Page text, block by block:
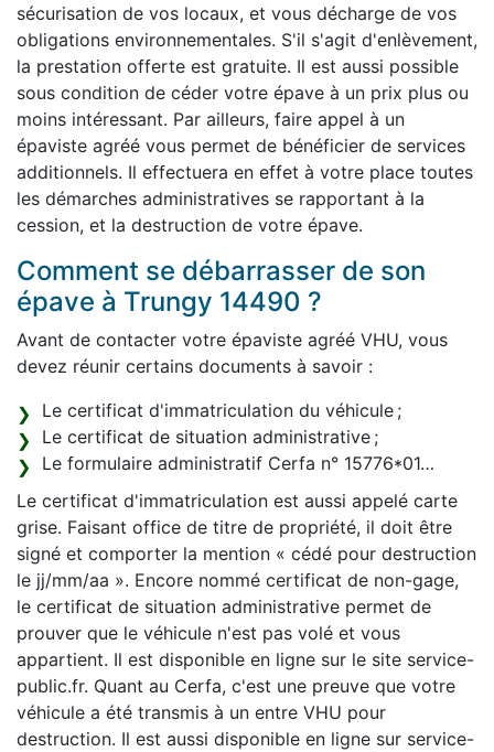
sécurisation de vos locaux, et vous décharge de vos
obligations environnementales. S'il s'agit d'enlèvement,
la prestation offerte est gratuite. Il est aussi possible
sous condition de céder votre épave à un prix plus ou
moins intéressant. Par ailleurs, faire appel à un
épaviste agréé vous permet de bénéficier de services
additionnels. Il effectuera en effet à votre place toutes
les démarches administratives se rapportant à la
cession, et la destruction de votre épave.
Comment se débarrasser de son
épave à Trungy 14490 ?
Avant de contacter votre épaviste agréé VHU, vous
devez réunir certains documents à savoir :
Le certificat d'immatriculation du véhicule ;
Le certificat de situation administrative ;
Le formulaire administratif Cerfa n° 15776*01…
Le certificat d'immatriculation est aussi appelé carte
grise. Faisant office de titre de propriété, il doit être
signé et comporter la mention « cédé pour destruction
le jj/mm/aa ». Encore nommé certificat de non-gage,
le certificat de situation administrative permet de
prouver que le véhicule n'est pas volé et vous
appartient. Il est disponible en ligne sur le site service-
public.fr. Quant au Cerfa, c'est une preuve que votre
véhicule a été transmis à un entre VHU pour
destruction. Il est aussi disponible en ligne sur service-